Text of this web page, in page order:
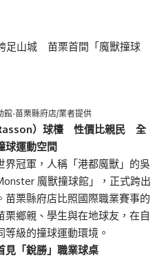
館-苗栗縣府店/業者提供
）球檯 性價比親民 全
運動空間
界冠軍，人稱「港都魔獸」的吳
魔獸撞球館」，正式跨出
苗栗縣府店比照國際職業賽事的
鄉親、學生與在地球友，在自
級的撞球運動環境。
「銳勝」職業球桌